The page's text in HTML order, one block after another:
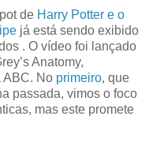
de Harry Potter e o
já está sendo exibido
. O vídeo foi lançado
Anatomy,
ABC. No primeiro, que
passada, vimos o foco
mas este promete